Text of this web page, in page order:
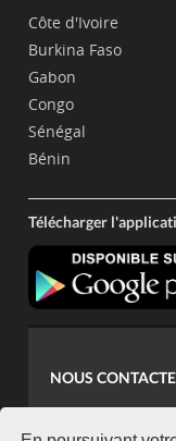
Côte d'Ivoire
Burkina Faso
Gabon
Congo
Sénégal
Bénin
Télécharger
NOUS